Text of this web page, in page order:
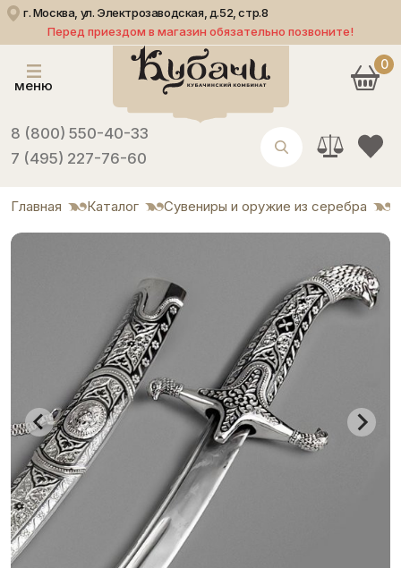
г. Москва, ул. Электрозаводская, д.52, стр.8
Перед приездом в магазин обязательно позвоните!
меню
8 (800) 550-40-33
7 (495) 227-76-60
0
Главная Каталог Сувениры и оружие из серебра